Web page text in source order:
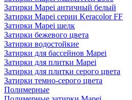
Затирки Mapei античный белый
Затирки Mapei серии Keracolor FF
Затирки Mapei шелк
Затирки бежевого цвета
Затирки водостойкие
Затирки для бассейнов Mapei
Затирки для плитки Mapei
Затирки для плитки серого цвета
Затирки темно-серого цвета
Полимерные